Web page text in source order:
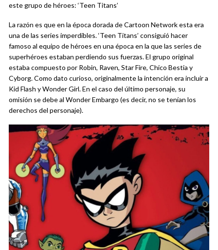
este grupo de héroes: ‘Teen Titans’
La razón es que en la época dorada de Cartoon Network esta era
una de las series imperdibles. ‘Teen Titans’ consiguió hacer
famoso al equipo de héroes en una época en la que las series de
superhéroes estaban perdiendo sus fuerzas. El grupo original
estaba compuesto por Robin, Raven, Star Fire, Chico Bestia y
Cyborg. Como dato curioso, originalmente la intención era incluir a
Kid Flash y Wonder Girl. En el caso del último personaje, su
omisión se debe al Wonder Embargo (es decir, no se tenían los
derechos del personaje).